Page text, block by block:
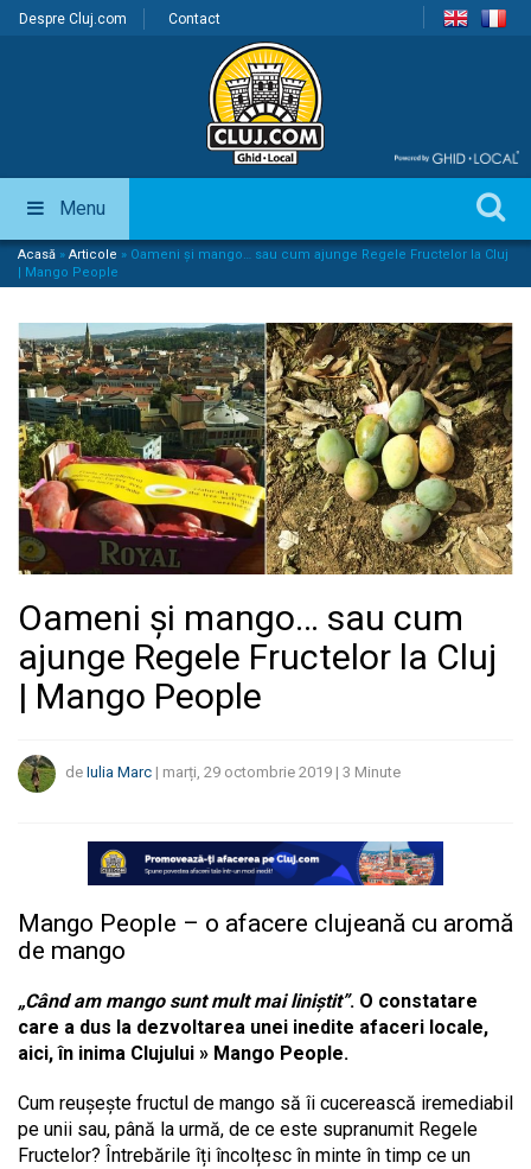
Despre Cluj.com Contact
Menu
Acasă » Articole » Oameni și mango… sau cum ajunge Regele Fructelor la Cluj
| Mango People
Oameni și mango… sau cum
ajunge Regele Fructelor la Cluj
| Mango People
de Iulia Marc | marți, 29 octombrie 2019 | 3 Minute
Mango People – o afacere clujeană cu aromă
de mango
„Când am mango sunt mult mai liniștit”. O constatare
care a dus la dezvoltarea unei inedite afaceri locale,
aici, în inima Clujului » Mango People.
Cum reușește fructul de mango să îi cucerească iremediabil
pe unii sau, până la urmă, de ce este supranumit Regele
Fructelor? Întrebările îți încolțesc în minte în timp ce un